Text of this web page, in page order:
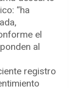
“ha
el
al
registro